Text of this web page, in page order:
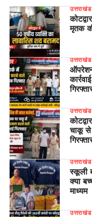
उत्तराखंड
मृतक
उत्तराखंड
उत्तराखंड
चाकू से
उत्तराखंड
स्कूली
क्या
माध्यम
उत्तराखंड